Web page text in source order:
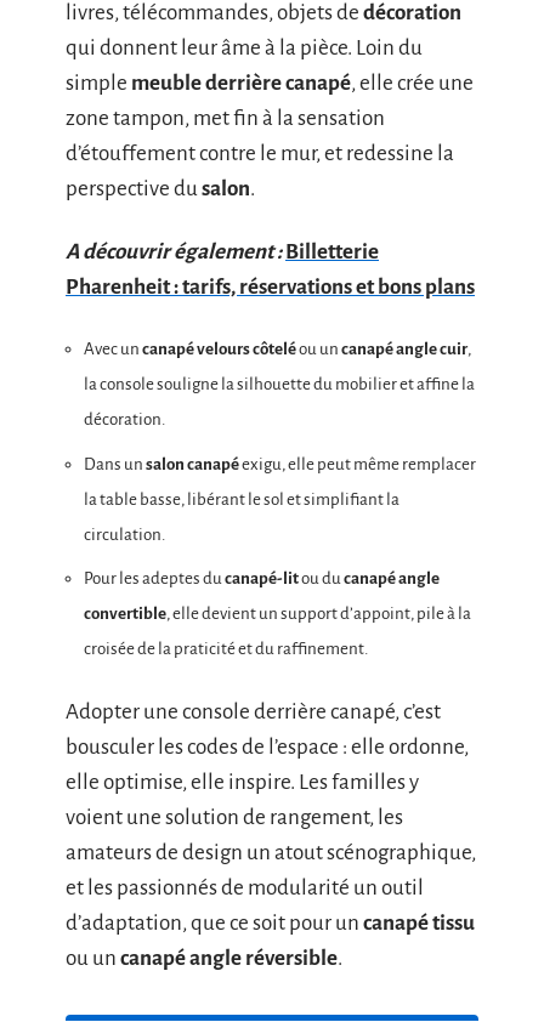
livres, télécommandes, objets de décoration
qui donnent leur âme à la pièce. Loin du
simple meuble derrière canapé, elle crée une
zone tampon, met fin à la sensation
d’étouffement contre le mur, et redessine la
perspective dusalon.
A découvrir également : Billetterie
Pharenheit : tarifs, réservations et bons plans
Avec un canapé velours côteléou un canapé angle cuir,
la console souligne la silhouette du mobilier et affine la
décoration.
Dans un salon canapéexigu, elle peut même remplacer
la table basse, libérant le sol et simplifiant la
circulation.
Pour les adeptes ducanapé-litou ducanapé angle
convertible, elle devient un support d’appoint, pile à la
croisée de la praticité et du raffinement.
Adopter une console derrière canapé, c’est
bousculer les codes de l’espace : elle ordonne,
elle optimise, elle inspire. Les familles y
voient une solution de rangement, les
amateurs de design un atout scénographique,
et les passionnés de modularité un outil
d’adaptation, que ce soit pour un canapé tissu
ou un canapé angle réversible.